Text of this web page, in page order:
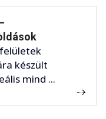
készült
mind ...